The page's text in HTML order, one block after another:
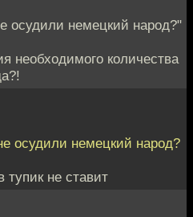
осудили немецкий народ?"
необходимого количества
осудили немецкий народ?
тупик не ставит